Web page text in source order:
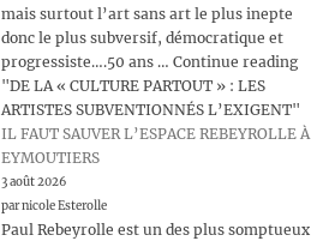
mais surtout l’art sans art le plus inepte
donc le plus subversif, démocratique et
progressiste….50 ans … Continue reading
"DE LA « CULTURE PARTOUT » : LES
ARTISTES SUBVENTIONNÉS L’EXIGENT"
IL FAUT SAUVER L’ESPACE REBEYROLLE À
EYMOUTIERS
3 août 2026
par nicole Esterolle
Paul Rebeyrolle est un des plus somptueux